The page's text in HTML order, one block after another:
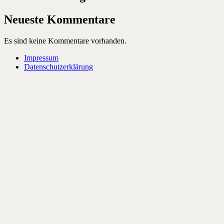
Neueste Kommentare
Es sind keine Kommentare vorhanden.
Impressum
Datenschutzerklärung